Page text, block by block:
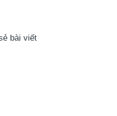
bài viết